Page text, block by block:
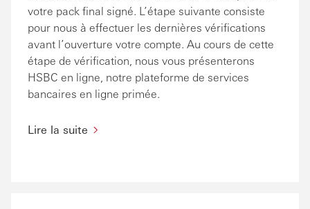
votre pack final signé. L’étape suivante consiste
pour nous à effectuer les dernières vérifications
avant l’ouverture votre compte. Au cours de cette
étape de vérification, nous vous présenterons
HSBC en ligne, notre plateforme de services
bancaires en ligne primée.
Lire la suite